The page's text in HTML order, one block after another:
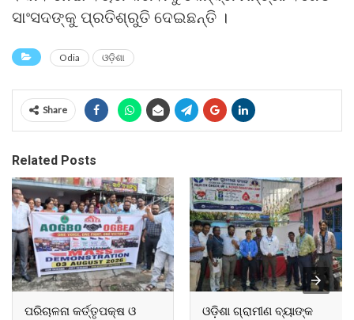
ସାଂସଦଙ୍କୁ ପ୍ରତିଶ୍ରୁତି ଦେଇଛନ୍ତି ।
Odia ଓଡ଼ିଶା
Share
Related Posts
ପରିଚାଳନା କର୍ତ୍ତୃପକ୍ଷ ଓ
ଓଡ଼ିଶା ଗ୍ରାମୀଣ ବ୍ୟାଙ୍କ